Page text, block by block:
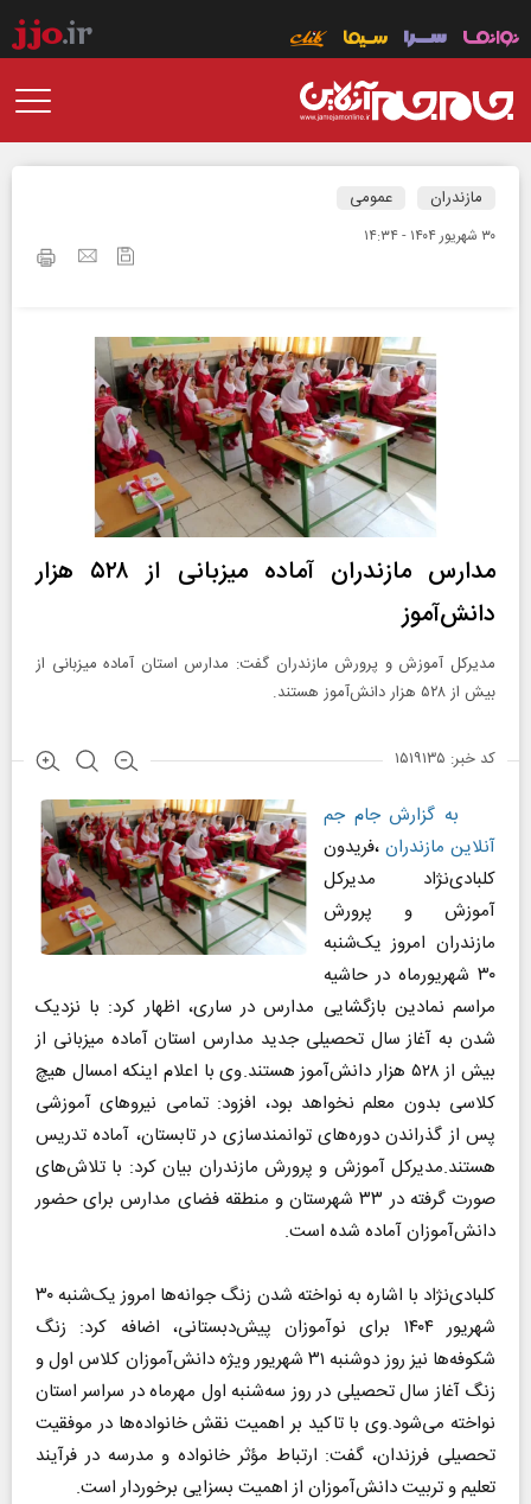
مازندران عمومی
۳۰ شهريور ۱۴۰۴ - ۱۴:۳۴
مدارس مازندران آماده میزبانی از ۵۲۸ هزار
دانش‌آموز
مدیرکل آموزش و پرورش مازندران گفت: مدارس استان آماده میزبانی از
بیش از ۵۲۸ هزار دانش‌آموز هستند.
کد خبر: ۱۵۱۹۱۳۵
به گزارش جام جم
آنلاین مازندران،فریدون
کلبادی‌نژاد مدیرکل
آموزش و پرورش
مازندران امروز یک‌شنبه
۳۰ شهریورماه در حاشیه
مراسم نمادین بازگشایی مدارس در ساری، اظهار کرد: با نزدیک
شدن به آغاز سال تحصیلی جدید مدارس استان آماده میزبانی از
بیش از ۵۲۸ هزار دانش‌آموز هستند.
وی با اعلام اینکه امسال هیچ
کلاسی بدون معلم نخواهد بود، افزود: تمامی نیروهای آموزشی
پس از گذراندن دوره‌های توانمندسازی در تابستان، آماده تدریس
هستند.مدیرکل آموزش و پرورش مازندران بیان کرد: با تلاش‌های
صورت گرفته در ۳۳ شهرستان و منطقه فضای مدارس برای حضور
دانش‌آموزان آماده شده است.
کلبادی‌نژاد با اشاره به نواخته شدن زنگ جوانه‌ها امروز یک‌شنبه ۳۰
شهریور ۱۴۰۴ برای نوآموزان پیش‌دبستانی، اضافه کرد: زنگ
شکوفه‌ها نیز روز دوشنبه ۳۱ شهریور ویژه دانش‌آموزان کلاس اول و
زنگ آغاز سال تحصیلی در روز سه‌شنبه اول مهرماه در سراسر استان
نواخته می‌شود.وی با تاکید بر اهمیت نقش خانواده‌ها در موفقیت
تحصیلی فرزندان، گفت: ارتباط مؤثر خانواده و مدرسه در فرآیند
تعلیم و تربیت دانش‌آموزان از اهمیت بسزایی برخوردار است.